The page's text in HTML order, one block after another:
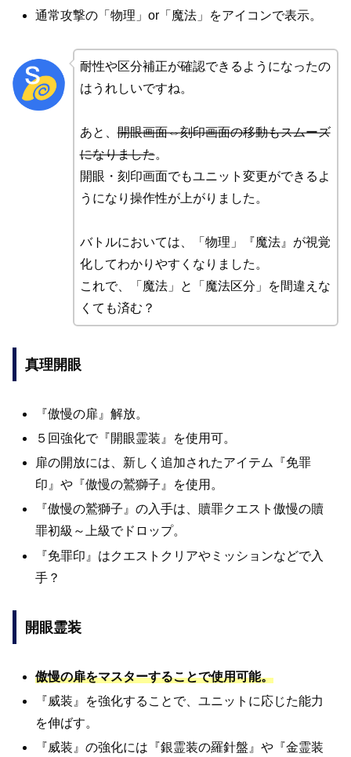
通常攻撃の「物理」or「魔法」をアイコンで表示。
耐性や区分補正が確認できるようになったの
はうれしいですね。
あと、開眼画面⇔刻印画面の移動もスムーズ
になりました。
開眼・刻印画面でもユニット変更ができるよ
うになり操作性が上がりました。
バトルにおいては、「物理」『魔法』が視覚
化してわかりやすくなりました。
これで、「魔法」と「魔法区分」を間違えな
くても済む？
真理開眼
『傲慢の扉』解放。
５回強化で『開眼霊装』を使用可。
扉の開放には、新しく追加されたアイテム『免罪
印』や『傲慢の鷲獅子』を使用。
『傲慢の鷲獅子』の入手は、贖罪クエスト傲慢の贖
罪初級～上級でドロップ。
『免罪印』はクエストクリアやミッションなどで入
手？
開眼霊装
傲慢の扉をマスターすることで使用可能。
『威装』を強化することで、ユニットに応じた能力
を伸ばす。
『威装』の強化には『銀霊装の羅針盤』や『金霊装